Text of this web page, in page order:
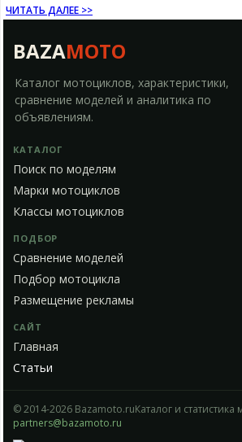
ЧИТАТЬ ДАЛЕЕ >>
BAZAMOTO
Каталог мотоциклов, характеристики,
сравнение моделей и аналитика по
объявлениям.
КАТАЛОГ
Поиск по моделям
Марки мотоциклов
Классы мотоциклов
ПОДБОР
Сравнение моделей
Подбор мотоцикла
Размещение рекламы
САЙТ
Главная
Статьи
© 2014-2026 Bazamoto.ruКаталог и
partners@bazamoto.ru